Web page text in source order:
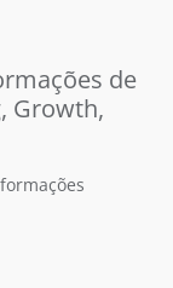
de
Growth,